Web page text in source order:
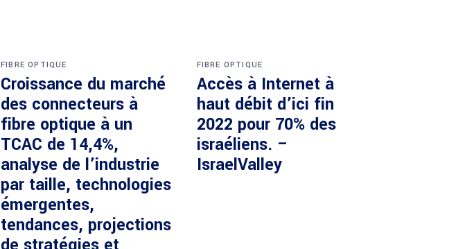
FIBRE OPTIQUE
Croissance du marché
des connecteurs à
fibre optique à un
TCAC de 14,4%,
analyse de l’industrie
par taille, technologies
émergentes,
tendances, projections
FIBRE OPTIQUE
Accès à Internet à
haut débit d’ici fin
2022 pour 70% des
israéliens. –
IsraelValley